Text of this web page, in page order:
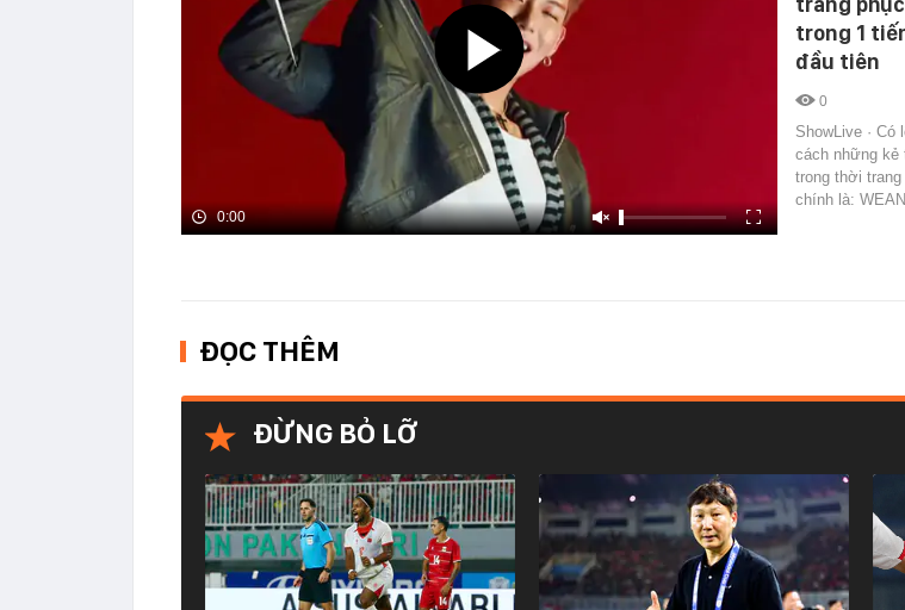
0:00
trong 1
đầu tiên
0
ShowLive · Có
cách những kẻ
trong thời
chính là:
ĐỌC THÊM
ĐỪNG BỎ LỠ